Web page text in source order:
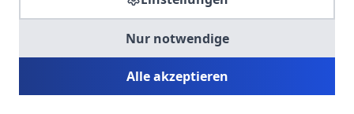
SOMA HR KONSULT UG
Personalberatung & Executive Search
Nur notwendige
Alle akzeptieren